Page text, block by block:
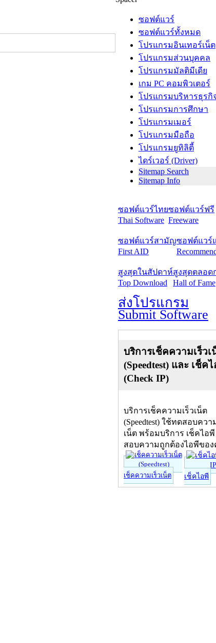
ซอฟต์แวร์
ซอฟต์แวร์ทั้งหมด
โปรแกรมอินเทอร์เน็ต
โปรแกรมส่วนบุคคล
โปรแกรมมัลติมีเดีย
เกม PC คอมพิวเตอร์
โปรแกรมบริหารธุรกิ
โปรแกรมการศึกษา
โปรแกรมเมอร์
โปรแกรมมือถือ
โปรแกรมยูทิลิตี้
ไดร์เวอร์ (Driver)
Sitemap Search
Sitemap Info
ซอฟต์แวร์ไทย
Thai Software
ซอฟต์แวร์ฟรี
Freeware
ซอฟต์แวร์สามัญ
First AID
ซอฟต์แวร์
สูงสุดในสัปดาห์
Top Download
สูงสุดตลอด
Hall of Fame
ส่งโปรแกรม
Submit Software
บริการเช็คความเร็วเ
(Speedtest) และ เช็ค
(Check IP)
บริการเช็คความเร็วเน็ต
(Speedtest) ใช้ทดสอบควา
เน็ต พร้อมบริการ เช็คไอพี
สอบความถูกต้องไอพีขอ
เช็คความเร็วเน็ต เช็คไอพี